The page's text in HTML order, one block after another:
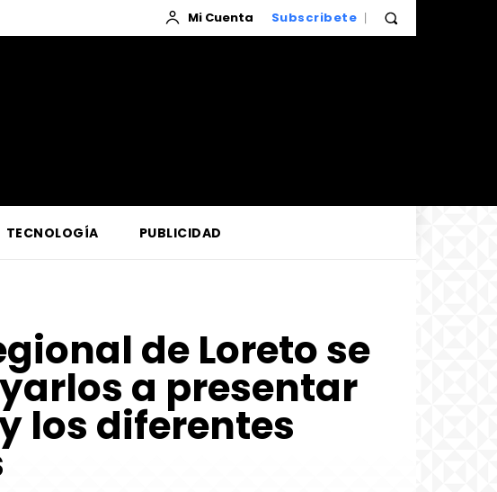
Mi Cuenta Subscribete
TECNOLOGÍA PUBLICIDAD
de Loreto se
a presentar
los diferentes